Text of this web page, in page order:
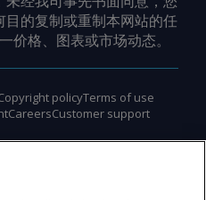
的复制或重制本网站的任
价格、图表或市场动态。
Group Copyright
policyTerms of use
CareersCustomer support